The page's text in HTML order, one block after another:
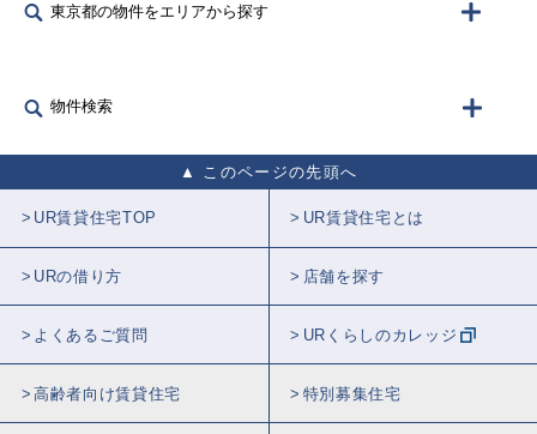
東京都の物件をエリアから探す
物件検索
このページの先頭へ
UR賃貸住宅TOP UR賃貸住宅とは
URの借り方 店舗を探す
よくあるご質問 URくらしのカレッジ
高齢者向け賃貸住宅 特別募集住宅